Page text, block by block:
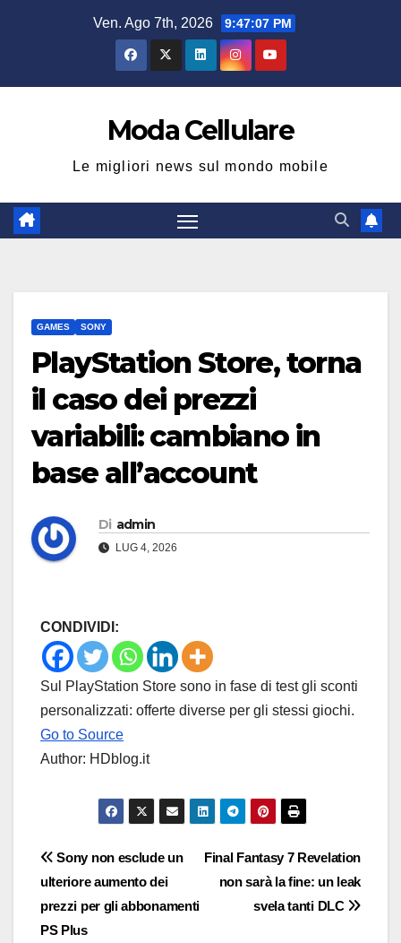
Ven. Ago 7th, 2026 9:47:08 PM
Moda Cellulare
Le migliori news sul mondo mobile
GAMES SONY
PlayStation Store, torna
il caso dei prezzi
variabili: cambiano in
base all’account
Di admin
LUG 4, 2026
CONDIVIDI:
Sul PlayStation Store sono in fase di test gli sconti
personalizzati: offerte diverse per gli stessi giochi.
Go to Source
Author: HDblog.it
Navigazione
articoli
Final Fantasy 7 Revelation
non sarà la fine: un leak
svela tanti DLC
Sony non esclude un
ulteriore aumento dei
prezzi per gli abbonamenti
PS Plus